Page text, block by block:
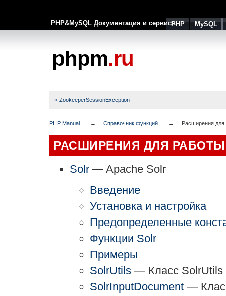
PHP&MySQL Документация и сервисыPHP MySQL
phpm.ru
« ZookeeperSessionException
PHP Manual Справочник функций Расширения
РАСШИРЕНИЯ ДЛЯ
Solr — Apache Solr
Введение
Установка и настройка
Предопределенные
Функции Solr
Примеры
SolrUtils — Класс SolrUtils
SolrInputDocument —